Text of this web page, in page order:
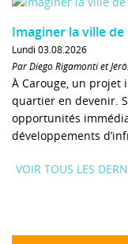
Imaginer la ville
Lundi 03.08.2026
Par Diego Rigamonti et
À Carouge, un projet
quartier en devenir.
opportunités
développements
VOIR TOUS LES